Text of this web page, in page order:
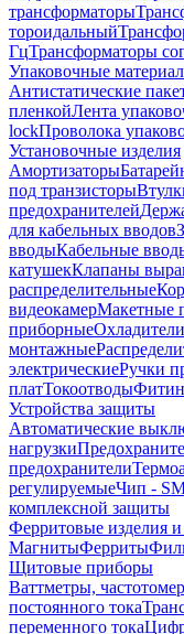
трансформаторы
тороидальный
ГцТрансформаторы
Упаковочные
Антистатические
пленкойЛента
lockПроволока
Установочные изделия
Амортизаторы
под транзисторы
предохранителей
для кабельных вводов
вводыКабельные
катушекКлапаны
распределительные
видеокамерМакетные
приборныеОхладители
монтажные
электрическиеРучки
платТокоотводы
Устройства защиты
Автоматические
нагрузки
предохранители
регулируемыеЧип -
комплексной защиты
Ферритовые изделия
МагнитыФерриты
Щитовые приборы
Ваттметры,
постоянного тока
переменного тока